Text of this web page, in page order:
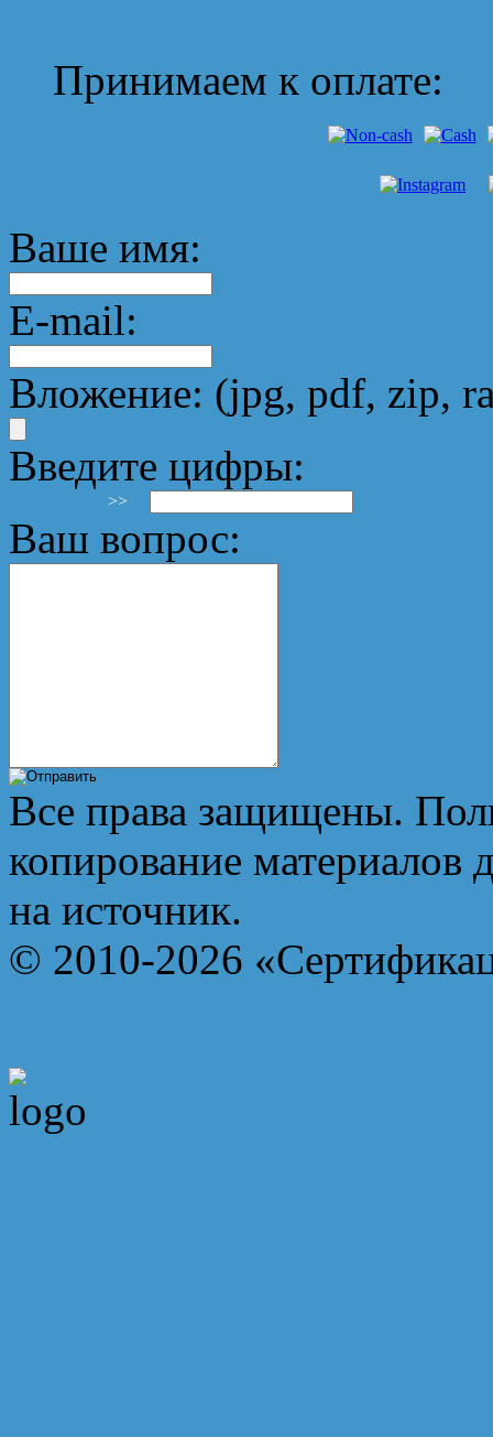
Принимаем к оплате:
Ваше имя:
E-mail:
Вложение: (jpg, pdf, zip,
Введите цифры:
>>
Ваш вопрос:
Все права защищены.
копирование материалов
на источник.
© 2010-2026